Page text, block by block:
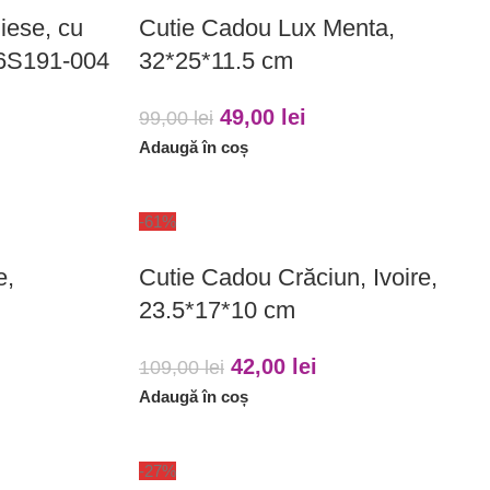
cu
004
Cutie Cadou Lux Menta,
32*25*11.5 cm
99,00lei 49,00 lei
Adaugă în coș
-61%
Cutie Cadou Crăciun, Ivoire,
23.5*17*10 cm
109,00lei 42,00 lei
Adaugă în coș
-27%